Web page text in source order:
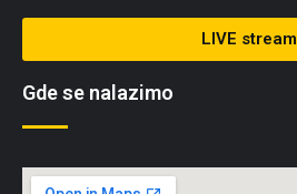
LIVE stream
Gde se nalazimo